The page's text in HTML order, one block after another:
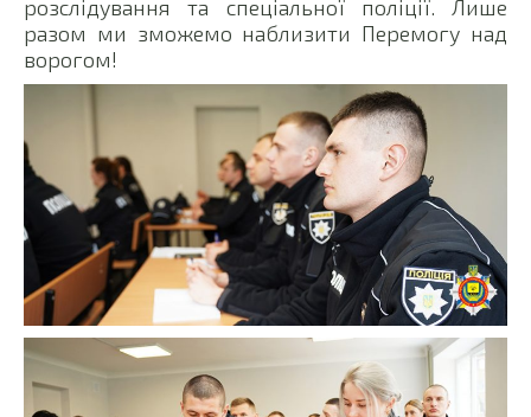
розслідування та спеціальної поліції. Лише
разом ми зможемо наблизити Перемогу над
ворогом!